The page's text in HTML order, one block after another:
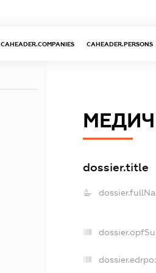
CAHEADER.COMPANIES CAHEADER.PERSONS
dossier.title
dossier.edrpo: